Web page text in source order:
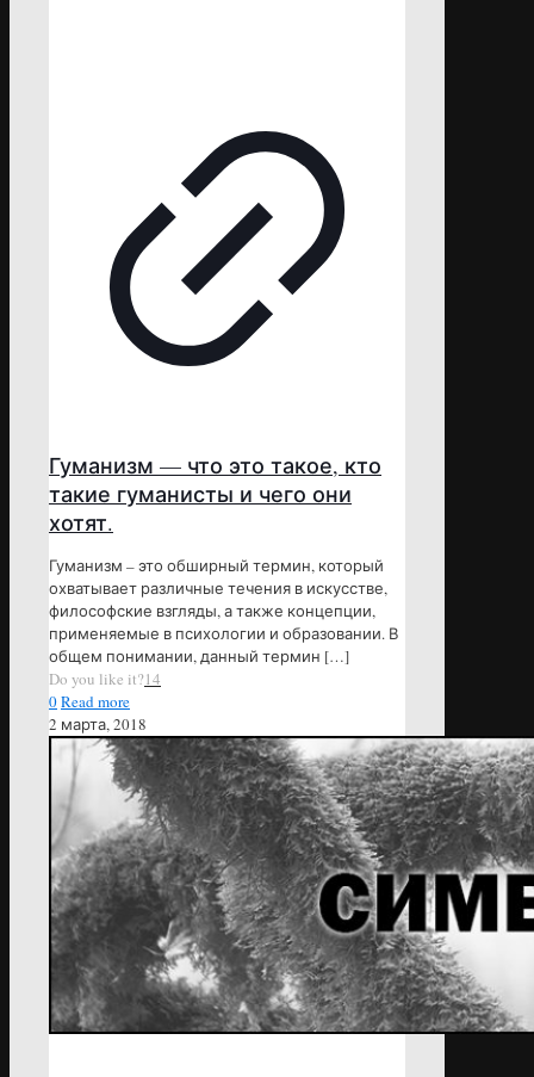
Гуманизм — что это такое, кто
такие гуманисты и чего они
хотят.
Гуманизм – это обширный термин, который
охватывает различные течения в искусстве,
философские взгляды, а также концепции,
применяемые в психологии и образовании. В
общем понимании, данный термин […]
Do you like it?14
0Read more
2 марта, 2018